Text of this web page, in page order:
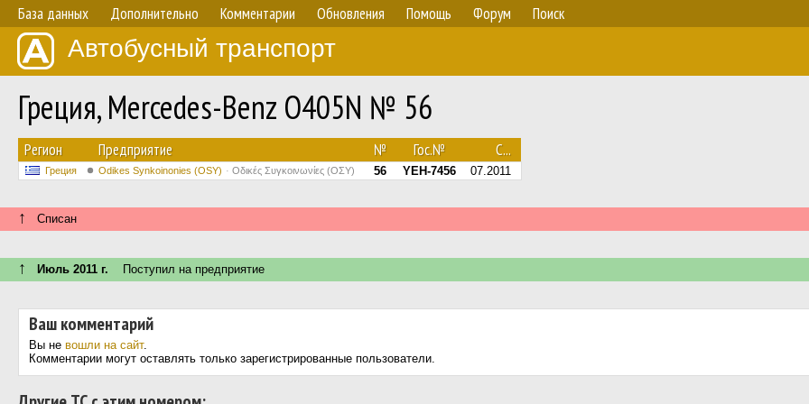
База данных Дополнительно Комментарии Обновления Помощь Форум Поиск
Автобусный транспорт
Греция, Mercedes-Benz O405N № 56
Регион Предприятие № Гос.№ С...
Греция Odikes Synkoinonies (OSY) Οδικές Συγκοινωνίες (ΟΣΥ) 56 YEH-7456 07.2011
↑ Списан
↑ Июль 2011 г. Поступил на предприятие
Ваш комментарий
Вы не вошли на сайт.
Комментарии могут оставлять только зарегистрированные пользователи.